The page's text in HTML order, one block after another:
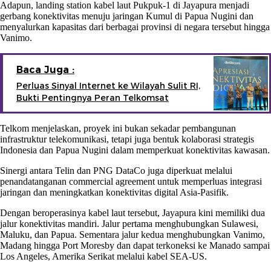
Adapun, landing station kabel laut Pukpuk-1 di Jayapura menjadi
gerbang konektivitas menuju jaringan Kumul di Papua Nugini dan
menyalurkan kapasitas dari berbagai provinsi di negara tersebut hingga
Vanimo.
Baca Juga :
Perluas Sinyal Internet ke Wilayah Sulit RI,
Bukti Pentingnya Peran Telkomsat
Telkom menjelaskan, proyek ini bukan sekadar pembangunan
infrastruktur telekomunikasi, tetapi juga bentuk kolaborasi strategis
Indonesia dan Papua Nugini dalam memperkuat konektivitas kawasan.
Sinergi antara Telin dan PNG DataCo juga diperkuat melalui
penandatanganan commercial agreement untuk memperluas integrasi
jaringan dan meningkatkan konektivitas digital Asia-Pasifik.
Dengan beroperasinya kabel laut tersebut, Jayapura kini memiliki dua
jalur konektivitas mandiri. Jalur pertama menghubungkan Sulawesi,
Maluku, dan Papua. Sementara jalur kedua menghubungkan Vanimo,
Madang hingga Port Moresby dan dapat terkoneksi ke Manado sampai
Los Angeles, Amerika Serikat melalui kabel SEA-US.